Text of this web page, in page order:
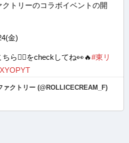
トリーのコラボイベントの開
金)
ら👇🏻をcheckしてね👀🔥#東リ
ァクトリー (@ROLLICECREAM_F)